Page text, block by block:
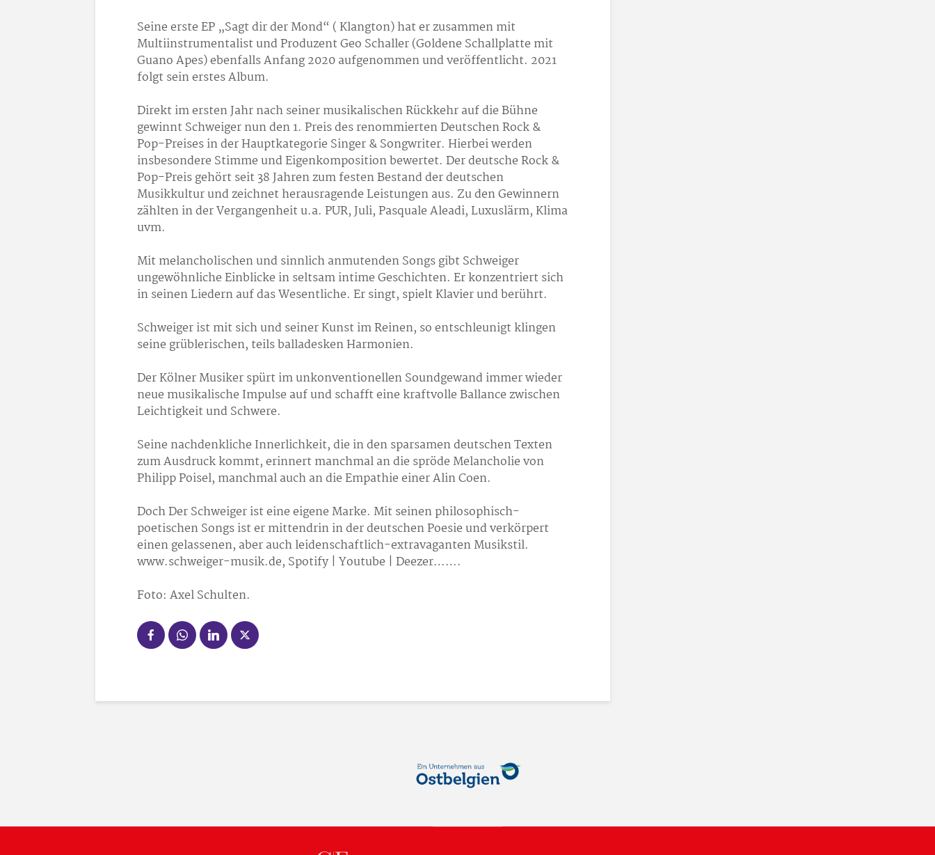
Seine erste EP „Sagt dir der Mond“ ( Klangton) hat er zusammen mit
Multiinstrumentalist und Produzent Geo Schaller (Goldene Schallplatte mit
Guano Apes) ebenfalls Anfang 2020 aufgenommen und veröffentlicht. 2021
folgt sein erstes Album.
Direkt im ersten Jahr nach seiner musikalischen Rückkehr auf die Bühne
gewinnt Schweiger nun den 1. Preis des renommierten Deutschen Rock &
Pop-Preises in der Hauptkategorie Singer & Songwriter. Hierbei werden
insbesondere Stimme und Eigenkomposition bewertet. Der deutsche Rock &
Pop-Preis gehört seit 38 Jahren zum festen Bestand der deutschen
Musikkultur und zeichnet herausragende Leistungen aus. Zu den Gewinnern
zählten in der Vergangenheit u.a. PUR, Juli, Pasquale Aleadi, Luxuslärm, Klima
uvm.
Mit melancholischen und sinnlich anmutenden Songs gibt Schweiger
ungewöhnliche Einblicke in seltsam intime Geschichten. Er konzentriert sich
in seinen Liedern auf das Wesentliche. Er singt, spielt Klavier und berührt.
Schweiger ist mit sich und seiner Kunst im Reinen, so entschleunigt klingen
seine grüblerischen, teils balladesken Harmonien.
Der Kölner Musiker spürt im unkonventionellen Soundgewand immer wieder
neue musikalische Impulse auf und schafft eine kraftvolle Ballance zwischen
Leichtigkeit und Schwere.
Seine nachdenkliche Innerlichkeit, die in den sparsamen deutschen Texten
zum Ausdruck kommt, erinnert manchmal an die spröde Melancholie von
Philipp Poisel, manchmal auch an die Empathie einer Alin Coen.
Doch Der Schweiger ist eine eigene Marke. Mit seinen philosophisch-
poetischen Songs ist er mittendrin in der deutschen Poesie und verkörpert
einen gelassenen, aber auch leidenschaftlich-extravaganten Musikstil.
www.schweiger-musik.de, Spotify | Youtube | Deezer…….
Foto: Axel Schulten.